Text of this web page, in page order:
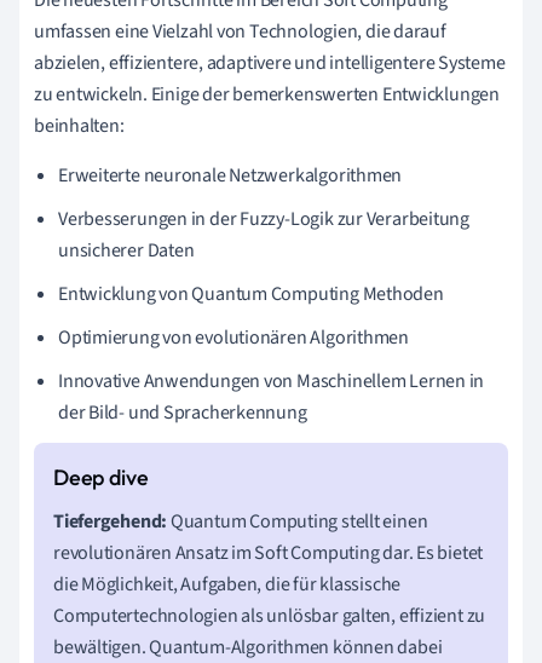
umfassen eine Vielzahl von Technologien, die darauf
abzielen, effizientere, adaptivere und intelligentere Systeme
zu entwickeln. Einige der bemerkenswerten Entwicklungen
beinhalten:
Erweiterte neuronale Netzwerkalgorithmen
Verbesserungen in der Fuzzy-Logik zur Verarbeitung
unsicherer Daten
Entwicklung von Quantum Computing Methoden
Optimierung von evolutionären Algorithmen
Innovative Anwendungen von Maschinellem Lernen in
der Bild- und Spracherkennung
Tiefergehend:Quantum Computing stellt einen
revolutionären Ansatz im Soft Computing dar. Es bietet
die Möglichkeit, Aufgaben, die für klassische
Computertechnologien als unlösbar galten, effizient zu
bewältigen. Quantum-Algorithmen können dabei